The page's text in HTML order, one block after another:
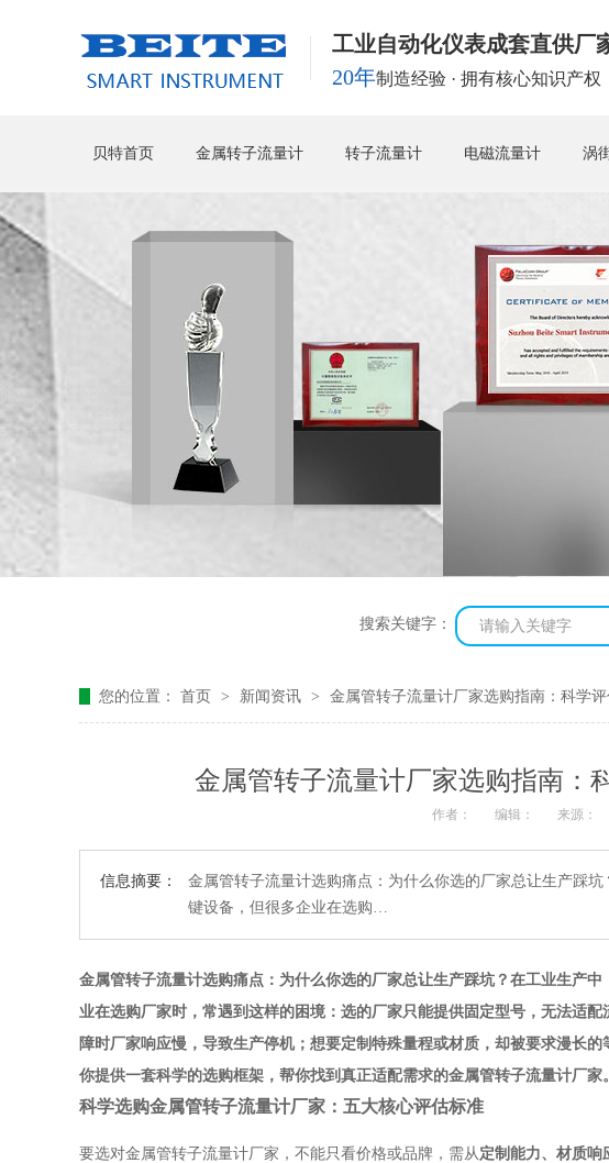
工业自动化仪表成套直供厂
20年制造经验 · 拥有核心知识产权
贝特首页 金属转子流量计 转子流量计 电磁流量计 涡
搜索关键字：
您的位置： 首页 > 新闻资讯 > 金属管转子流量计厂家选购指南：科学
金属管转子流量计厂家选购指南：
作者： 编辑： 来源：
信息摘要：
金属管转子流量计选购痛点：为什么你选的厂家总让生产踩
键设备，但很多企业在选购…
金属管转子流量计选购痛点：为什么你选的厂家总让生产踩坑？在工业生产
业在选购厂家时，常遇到这样的困境：选的厂家只能提供固定型号，无法适
障时厂家响应慢，导致生产停机；想要定制特殊量程或材质，却被要求漫
你提供一套科学的选购框架，帮你找到真正适配需求的金属管转子流量计厂家。
科学选购金属管转子流量计厂家：五大核心评估标准
要选对金属管转子流量计厂家，不能只看价格或品牌，需从定制能力、材质响